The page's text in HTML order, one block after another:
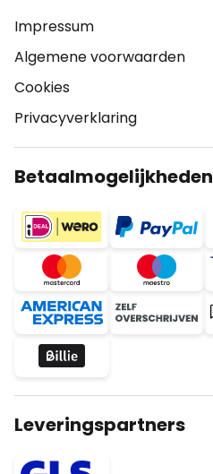
Impressum
Algemene voorwaarden
Cookies
Privacyverklaring
Betaalmogelijkheden
Leveringspartners